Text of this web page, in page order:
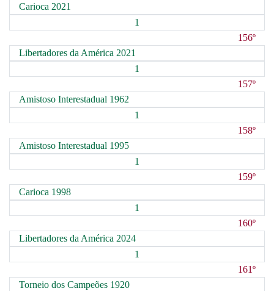
Carioca 2021
1
156º
Libertadores da América 2021
1
157º
Amistoso Interestadual 1962
1
158º
Amistoso Interestadual 1995
1
159º
Carioca 1998
1
160º
Libertadores da América 2024
1
161º
Torneio dos Campeões 1920